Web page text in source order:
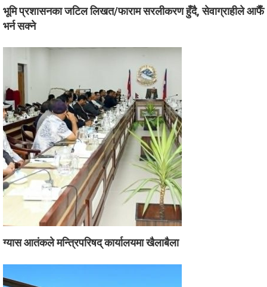
भूमि प्रशासनका जटिल लिखत/फाराम सरलीकरण हुँदै, सेवाग्राहीले आफैँ
भर्न सक्ने
ग्यास आतंकले मन्त्रिपरिषद् कार्यालयमा खैलाबैला